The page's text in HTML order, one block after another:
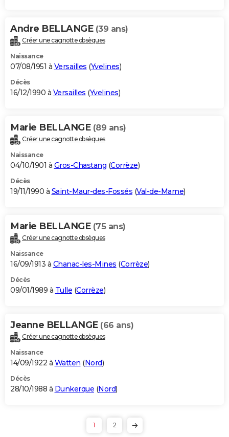
Andre BELLANGE (39 ans)
Créer une cagnotte obsèques
Naissance
07/08/1951 à Versailles (Yvelines)
Décès
16/12/1990 à Versailles (Yvelines)
Marie BELLANGE (89 ans)
Créer une cagnotte obsèques
Naissance
04/10/1901 à Gros-Chastang (Corrèze)
Décès
19/11/1990 à Saint-Maur-des-Fossés (Val-de-Marne)
Marie BELLANGE (75 ans)
Créer une cagnotte obsèques
Naissance
16/09/1913 à Chanac-les-Mines (Corrèze)
Décès
09/01/1989 à Tulle (Corrèze)
Jeanne BELLANGE (66 ans)
Créer une cagnotte obsèques
Naissance
14/09/1922 à Watten (Nord)
Décès
28/10/1988 à Dunkerque (Nord)
1 2